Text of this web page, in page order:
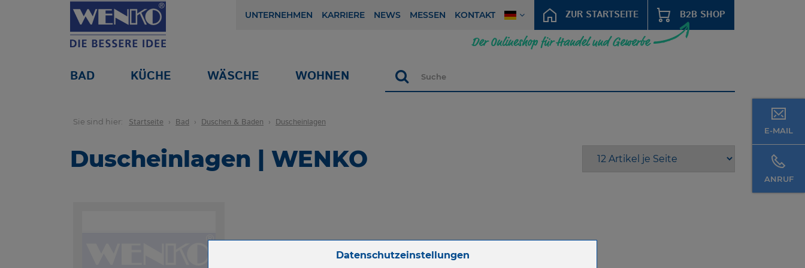
E-MAIL
ANRUF
UNTERNEHMEN KARRIERE NEWS MESSEN KONTAKT ZUR STARTSEITE B2B SHOP
BAD KÜCHE WÄSCHE WOHNEN Suche
Sie sind hier: Startseite Bad Duschen & Baden Duscheinlagen
Duscheinlagen | WENKO
Zum Betrieb der Seite notwendige Cookies:
Datenschutzeinstellungen